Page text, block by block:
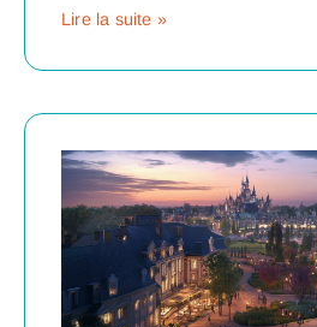
Lire la suite »